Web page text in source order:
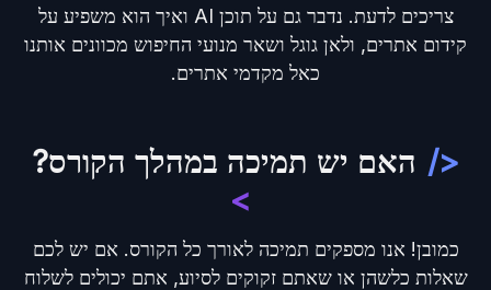
צריכים לדעת. נדבר גם על תוכן AI ואיך הוא משפיע על
קידום אתרים, ולאן גוגל ושאר מנועי החיפוש מכוונים אותנו
כאל מקדמי אתרים.
</ האם יש תמיכה במהלך הקורס?
>
כמובן! אנו מספקים תמיכה לאורך כל הקורס. אם יש לכם
שאלות כלשהן או שאתם זקוקים לסיוע, אתם יכולים לשלוח